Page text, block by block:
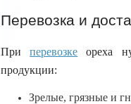
Перевозка и
Приперевозке ореха
продукции:
Зрелые, грязные и